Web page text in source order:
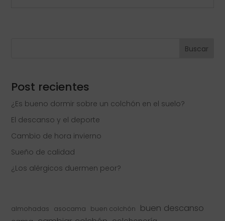
Buscar
Post recientes
¿Es bueno dormir sobre un colchón en el suelo?
El descanso y el deporte
Cambio de hora invierno
Sueño de calidad
¿Los alérgicos duermen peor?
almohadas asocama buen colchón buen descanso